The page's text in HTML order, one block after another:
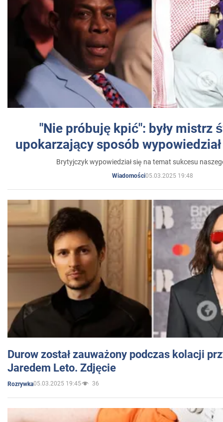
"Nie próbuję kpić": były mistrz
upokarzający sposób
Brytyjczyk wypowiedział się na temat sukcesu
Wiadomości05.03.2025 19:48
Durow został zauważony podczas kolacji
Jaredem Leto. Zdjęcie
Rozrywka05.03.2025 19:45 36